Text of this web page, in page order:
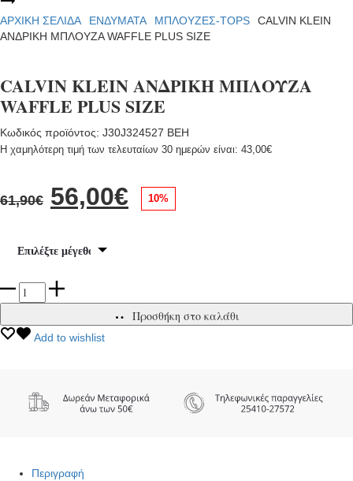
navigation
T-
SHIRT
KLEIN
ΑΝΔΡΙΚΗ
ΑΡΧΙΚΉ ΣΕΛΊΔΑ ΕΝΔΥΜΑΤΑ ΜΠΛΟΥΖΕΣ-TOPS
CALVIN KLEIN
ΑΝΔΡΙΚΗ ΜΠΛΟΥΖΑ WAFFLE PLUS SIZE
CALVIN KLEIN ΑΝΔΡΙΚΗ ΜΠΛΟΥΖΑ
WAFFLE PLUS SIZE
Κωδικός προϊόντος: J30J324527 BEH
Η χαμηλότερη τιμή των τελευταίων 30 ημερών είναι: 43,00€
61,90€ Original
was:
61,90€.
56,00€ Η
είναι:
10%
CALVIN
KLEIN
ΜΠΛΟΥΖΑ
ποσότητα
Προσθήκη στο καλάθι
Add to wishlist
Περιγραφή